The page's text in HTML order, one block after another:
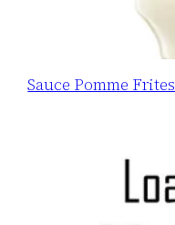
Sauce Pomme Frites